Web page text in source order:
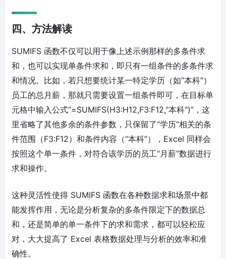
四、方法解读
SUMIFS 函数不仅可以用于像上述示例那样的多条件求
和，也可以实现单条件求和，即只有一组条件的多条件求
和情况。比如，若只想要统计某一特定学历（如“本科”）
员工的总月薪，那就只需要设置一组条件即可，在目标单
元格中输入公式“=SUMIFS(H3:H12,F3:F12,"本科")”，这
里省略了其他多余的条件参数，只保留了“学历”相关的条
件范围（F3:F12）和条件内容（“本科”），Excel 同样会
按照这个单一条件，对符合该学历的员工“月薪”数据进行
求和操作。
这种灵活性使得 SUMIFS 函数在各种数据求和场景中都
能发挥作用，无论是分析复杂的多条件限定下的数据总
和，还是简单的单一条件下的求和需求，都可以轻松应
对，大大提高了 Excel 表格数据处理与分析的效率和准
确性。